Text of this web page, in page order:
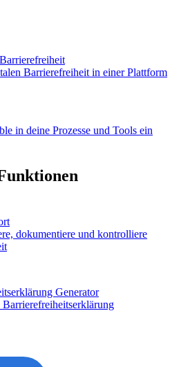
Barrierefreiheit in einer Plattform
in deine Prozesse und Tools ein
dokumentiere und kontrolliere
Generator
Barrierefreiheitserklärung